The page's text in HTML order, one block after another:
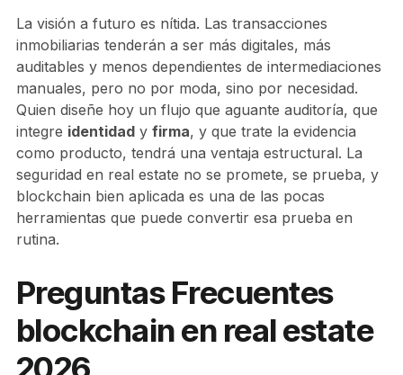
La visión a futuro es nítida. Las transacciones
inmobiliarias tenderán a ser más digitales, más
auditables y menos dependientes de intermediaciones
manuales, pero no por moda, sino por necesidad.
Quien diseñe hoy un flujo que aguante auditoría, que
integre identidady firma, y que trate la evidencia
como producto, tendrá una ventaja estructural. La
seguridad en real estate no se promete, se prueba, y
blockchain bien aplicada es una de las pocas
herramientas que puede convertir esa prueba en
rutina.
Preguntas Frecuentes
blockchain en real estate